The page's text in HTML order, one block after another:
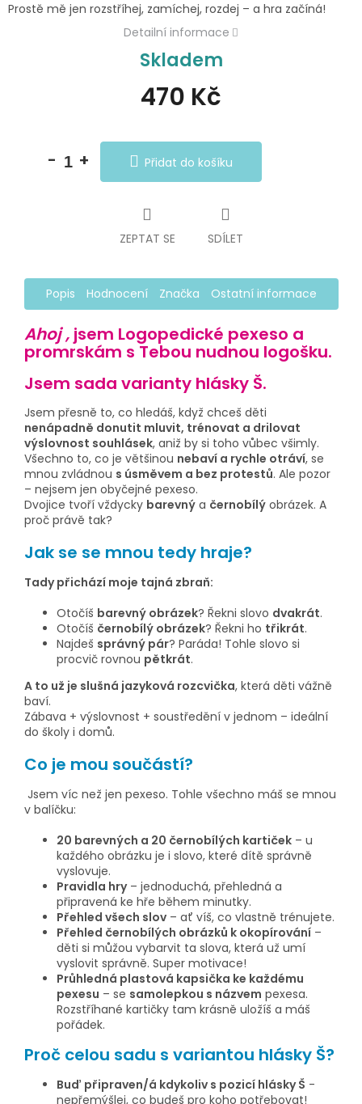
470 Kč
cena:
Skladem
Přidat do košíku
Prostě mě jen rozstříhej, zamíchej, rozdej – a hra začíná!
Detailní informace
ZEPTAT SE SDÍLET
Popis Hodnocení Značka Ostatní informace
Ahoj , jsem Logopedické pexeso a
promrskám s Tebou nudnou logošku.
Jsem sada varianty hlásky Š.
Jsem přesně to, co hledáš, když chceš děti
nenápadně donutit mluvit, trénovat a drilovat
výslovnost souhlásek, aniž by si toho vůbec všimly.
Všechno to, co je většinou nebaví a rychle otráví, se
mnou zvládnou s úsměvem a bez protestů. Ale pozor
– nejsem jen obyčejné pexeso.
Dvojice tvoří vždycky barevný a černobílý obrázek. A
proč právě tak?
Jak se se mnou tedy hraje?
Tady přichází moje tajná zbraň:
Otočíš barevný obrázek? Řekni slovo dvakrát.
Otočíš černobílý obrázek? Řekni ho třikrát.
Najdeš správný pár? Paráda! Tohle slovo si
procvič rovnou pětkrát.
A to už je slušná jazyková rozcvička, která děti vážně
baví.
Zábava + výslovnost + soustředění v jednom – ideální
do školy i domů.
Co je mou součástí?
Jsem víc než jen pexeso. Tohle všechno máš se mnou
v balíčku:
20 barevných a 20 černobílých kartiček – u
každého obrázku je i slovo, které dítě správně
vyslovuje.
Pravidla hry– jednoduchá, přehledná a
připravená ke hře během minutky.
Přehled všech slov – ať víš, co vlastně trénujete.
Přehled černobílých obrázků k okopírování –
děti si můžou vybarvit ta slova, která už umí
vyslovit správně. Super motivace!
Průhledná plastová kapsička ke každému
pexesu – se samolepkou s názvem pexesa.
Rozstříhané kartičky tam krásně uložíš a máš
pořádek.
Proč celou sadu s variantou hlásky Š?
Buď připraven/á kdykoliv s pozicí hlásky Š -
nepřemýšlej, co budeš pro koho potřebovat!